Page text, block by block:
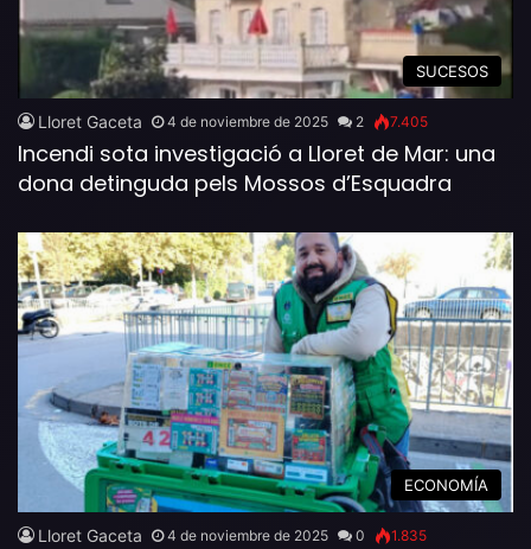
SUCESOS
Lloret Gaceta 4 de noviembre de 2025 2 7.405
Incendi sota investigació a Lloret de Mar: una
dona detinguda pels Mossos d’Esquadra
ECONOMÍA
Lloret Gaceta 4 de noviembre de 2025 0 1.835